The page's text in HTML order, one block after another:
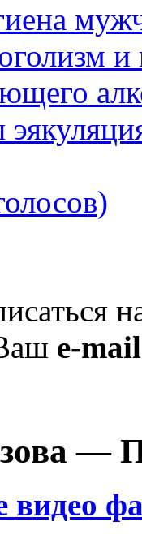
e-mail
—
видео